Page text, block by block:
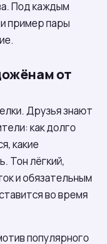
Под каждым
пример пары
от
Друзья знают
как долго
какие
Тон лёгкий,
и обязательным
во время
популярного